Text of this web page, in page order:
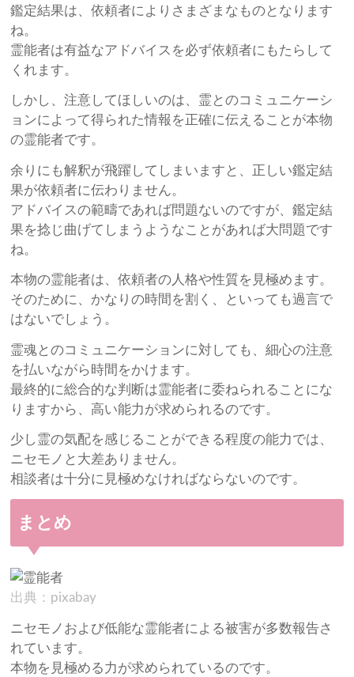
鑑定結果は、依頼者によりさまざまなものとなります
ね。
霊能者は有益なアドバイスを必ず依頼者にもたらして
くれます。
しかし、注意してほしいのは、霊とのコミュニケーシ
ョンによって得られた情報を正確に伝えることが本物
の霊能者です。
余りにも解釈が飛躍してしまいますと、正しい鑑定結
果が依頼者に伝わりません。
アドバイスの範疇であれば問題ないのですが、鑑定結
果を捻じ曲げてしまうようなことがあれば大問題です
ね。
本物の霊能者は、依頼者の人格や性質を見極めます。
そのために、かなりの時間を割く、といっても過言で
はないでしょう。
霊魂とのコミュニケーションに対しても、細心の注意
を払いながら時間をかけます。
最終的に総合的な判断は霊能者に委ねられることにな
りますから、高い能力が求められるのです。
少し霊の気配を感じることができる程度の能力では、
ニセモノと大差ありません。
相談者は十分に見極めなければならないのです。
まとめ
出典：pixabay
ニセモノおよび低能な霊能者による被害が多数報告さ
れています。
本物を見極める力が求められているのです。